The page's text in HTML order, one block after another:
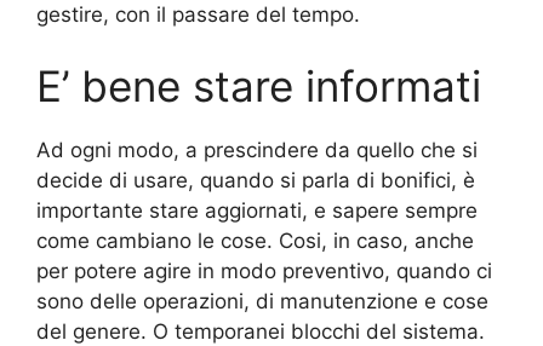
gestire, con il passare del tempo.
E’ bene stare informati
Ad ogni modo, a prescindere da quello che si
decide di usare, quando si parla di bonifici, è
importante stare aggiornati, e sapere sempre
come cambiano le cose. Cosi, in caso, anche
per potere agire in modo preventivo, quando ci
sono delle operazioni, di manutenzione e cose
del genere. O temporanei blocchi del sistema.